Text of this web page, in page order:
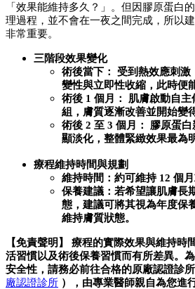
「效果能維持多久？」。但因膠原蛋白
理過程，並不會在一夜之間完成，所以
非常重要。
三階段效果變化
術後當下： 受到熱效應刺
變性與立即性收縮，此時便
術後 1 個月： 肌膚啟動自
組，膚質逐漸改善並開始變
術後 2 至 3 個月： 膠原蛋
顯淡化，整體緊緻效果最為
療程維持時間與規劃
維持時間：約可維持 12 個月
保養建議：若希望讓肌膚長
態，建議可將其視為年度保
維持膚質狀態。
【免責聲明】 療程的實際效果與維持時
活習慣以及術後保養習慣而有所差異。
安全性，請務必前往合格的原廠認證診
廠認證診所 ），由專業醫師親自為您進